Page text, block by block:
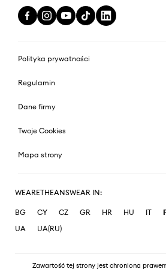
Polityka prywatności
Regulamin
Dane firmy
Twoje Cookies
Mapa strony
WEARETHEANSWEAR IN:
BG CY CZ GR HR HU IT
UA
UA(RU)
Zawartość tej strony jest chroniona